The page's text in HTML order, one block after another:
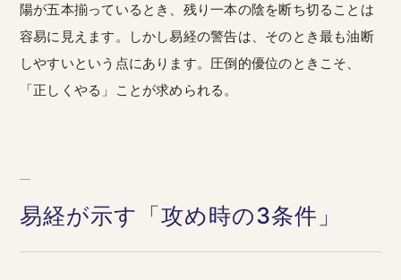
陽が五本揃っているとき、残り一本の陰を断ち切ることは
容易に見えます。しかし易経の警告は、そのとき最も油断
しやすいという点にあります。圧倒的優位のときこそ、
「正しくやる」ことが求められる。
易経が示す「攻め時の3条件」